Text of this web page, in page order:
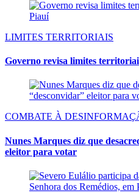
LIMITES TERRITORIAIS
Governo revisa limites
COMBATE À
Nunes Marques diz que
eleitor para votar